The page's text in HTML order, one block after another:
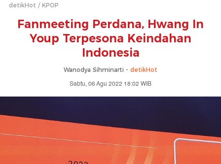
detikHot KPOP
Fanmeeting Perdana, Hwang In
Youp Terpesona Keindahan
Indonesia
Wanodya Sihminarti - detikHot
Sabtu, 06 Agu 2022 18:02 WIB